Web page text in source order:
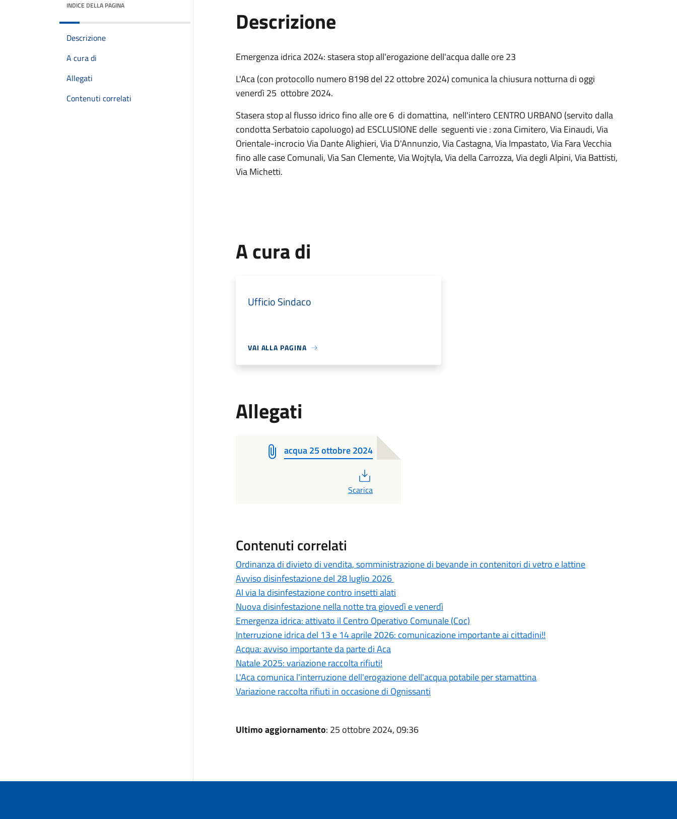
INDICE DELLA PAGINA
Descrizione
A cura di
Allegati
Contenuti correlati
Descrizione
Emergenza idrica 2024: stasera stop all'erogazione dell'acqua dalle ore 23
L'Aca (con protocollo numero 8198 del 22 ottobre 2024) comunica la chiusura notturna di oggi
venerdì 25 ottobre 2024.
Stasera stop al flusso idrico fino alle ore 6 di domattina, nell'intero CENTRO URBANO (servito dalla
condotta Serbatoio capoluogo) ad ESCLUSIONE delle seguenti vie : zona Cimitero, Via Einaudi, Via
Orientale-incrocio Via Dante Alighieri, Via D'Annunzio, Via Castagna, Via Impastato, Via Fara Vecchia
fino alle case Comunali, Via San Clemente, Via Wojtyla, Via della Carrozza, Via degli Alpini, Via Battisti,
Via Michetti.
A cura di
Ufficio Sindaco
VAI ALLA PAGINA
Allegati
acqua 25 ottobre 2024
Scarica
Contenuti correlati
Ordinanza di divieto di vendita, somministrazione di bevande in contenitori di vetro e lattine
Avviso disinfestazione del 28 luglio 2026
Al via la disinfestazione contro insetti alati
Nuova disinfestazione nella notte tra giovedì e venerdì
Emergenza idrica: attivato il Centro Operativo Comunale (Coc)
Interruzione idrica del 13 e 14 aprile 2026: comunicazione importante ai cittadini!!
Acqua: avviso importante da parte di Aca
Natale 2025: variazione raccolta rifiuti!
L'Aca comunica l'interruzione dell'erogazione dell'acqua potabile per stamattina
Variazione raccolta rifiuti in occasione di Ognissanti
Ultimo aggiornamento: 25 ottobre 2024, 09:36